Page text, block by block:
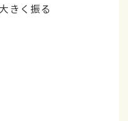
きく振る